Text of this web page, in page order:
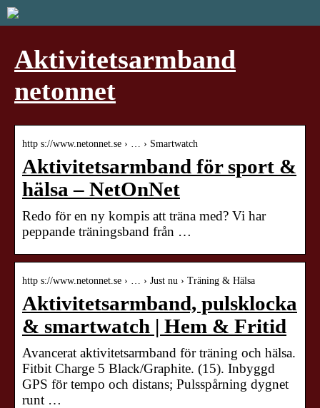
Aktivitetsarmband
netonnet
http s://www.netonnet.se › … › Smartwatch
Aktivitetsarmband för sport &
hälsa – NetOnNet
Redo för en ny kompis att träna med? Vi har
peppande träningsband från …
http s://www.netonnet.se › … › Just nu › Träning & Hälsa
Aktivitetsarmband, pulsklocka
& smartwatch | Hem & Fritid
Avancerat aktivitetsarmband för träning och hälsa.
Fitbit Charge 5 Black/Graphite. (15). Inbyggd
GPS för tempo och distans; Pulsspårning dygnet
runt …